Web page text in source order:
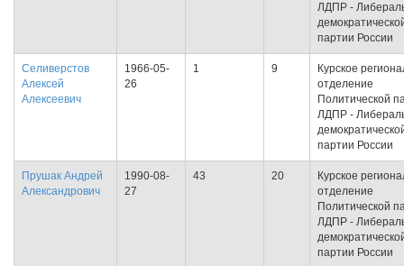
ЛДПР -
партии России
Селиверстов
Алексей
Алексеевич
1966-05-
26
1 9
Курское
отделение
Политической
ЛДПР -
партии России
Прушак Андрей
Александрович
1990-08-
27
43 20
Курское
отделение
Политической
ЛДПР -
партии России